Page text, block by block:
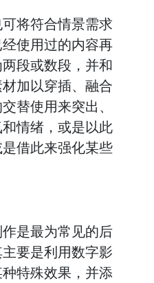
将符合情景需求
使用过的内容再
段或数段，并和
加以穿插、融合
替使用来突出、
情绪，或是以此
借此来强化某些
是最为常见的后
要是利用数字影
特殊效果，并添